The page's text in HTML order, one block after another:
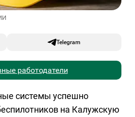
Telegram
работодатели
системы успешно
на Калужскую